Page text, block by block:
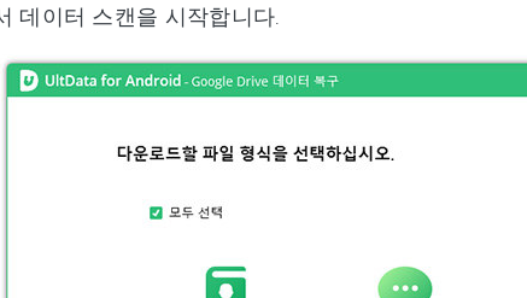
데이터 스캔을 시작합니다.